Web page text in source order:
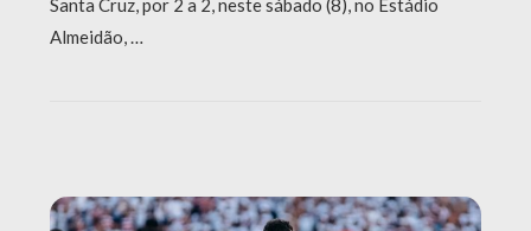
Santa Cruz, por 2 a 2, neste sábado (8), no Estádio
Almeidão, …